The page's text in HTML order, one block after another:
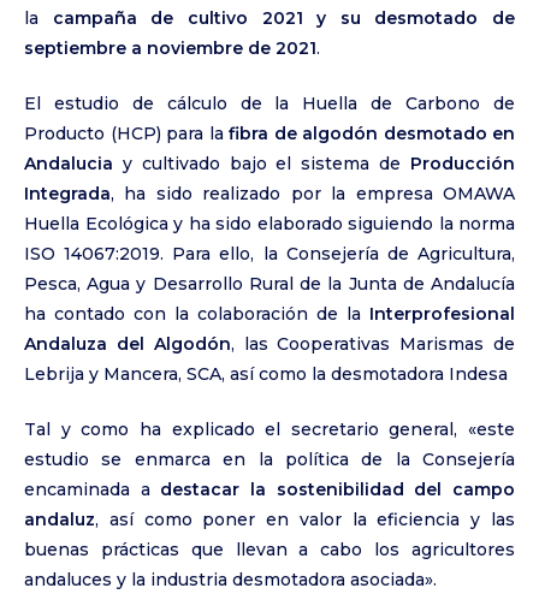
la campaña de cultivo 2021 y su desmotado de
septiembre a noviembre de 2021.
El estudio de cálculo de la Huella de Carbono de
Producto (HCP) para la fibra de algodón desmotado en
Andalucia y cultivado bajo el sistema de Producción
Integrada, ha sido realizado por la empresa OMAWA
Huella Ecológica y ha sido elaborado siguiendo la norma
ISO 14067:2019. Para ello, la Consejería de Agricultura,
Pesca, Agua y Desarrollo Ruralde la Junta de Andalucía
ha contado con la colaboración de la Interprofesional
Andaluza del Algodón, las Cooperativas Marismas de
Lebrija y Mancera, SCA, así como la desmotadora Indesa
Tal y como ha explicado el secretario general, «este
estudio se enmarca en la política de la Consejería
encaminada a destacar la sostenibilidad del campo
andaluz, así como poner en valor la eficiencia y las
buenas prácticas que llevan a cabo los agricultores
andaluces y la industria desmotadora asociada».